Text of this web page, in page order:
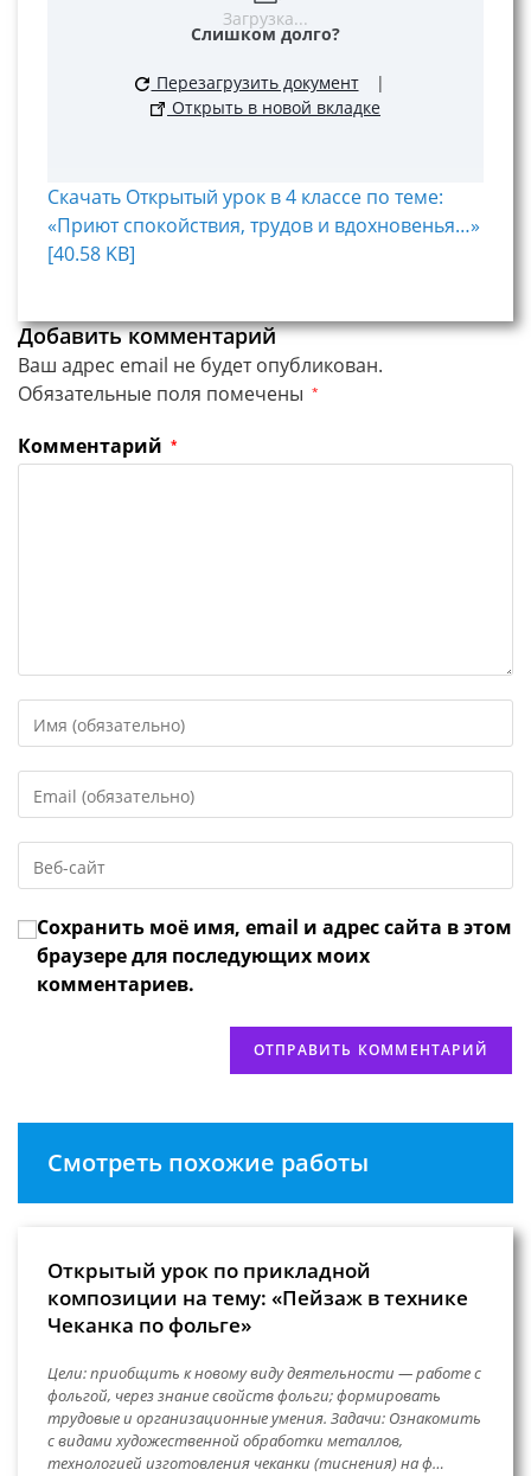
Загрузка...
Слишком долго?
Перезагрузить документ
|
Открыть в новой вкладке
Скачать Открытый урок в 4 классе по теме:
«Приют спокойствия, трудов и вдохновенья…»
[40.58 KB]
Добавить комментарий
Ваш адрес email не будет опубликован.
Обязательные поля помечены *
Комментарий *
свое
или
имя
чтобы
прокомментировать
свой
адрес,
чтобы
URL
веб-
сайта
(необязательно)
Сохранить моё имя, email и адрес сайта в этом
браузере для последующих моих
комментариев.
Смотреть похожие работы
Открытый урок по прикладной
композиции на тему: «Пейзаж в технике
Чеканка по фольге»
Цели: приобщить к новому виду деятельности — работе с
фольгой, через знание свойств фольги; формировать
трудовые и организационные умения. Задачи: Ознакомить
с видами художественной обработки металлов,
технологией изготовления чеканки (тиснения) на ф…